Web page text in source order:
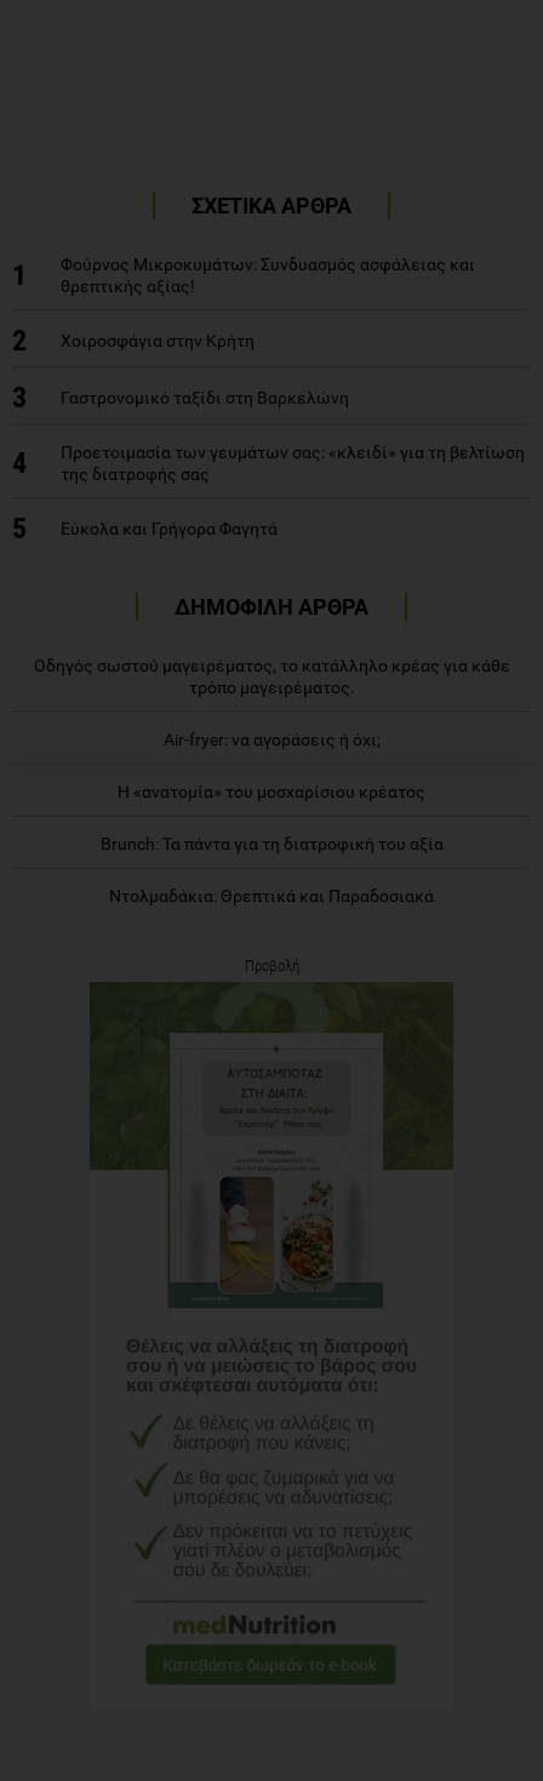
ΣΧΕΤΙΚΑ ΑΡΘΡΑ
1
Φούρνος Μικροκυμάτων: Συνδυασμός ασφάλειας και
θρεπτικής αξίας!
2 Χοιροσφάγια στην Κρήτη
3 Γαστρονομικό ταξίδι στη Βαρκελώνη
4
Προετοιμασία των γευμάτων σας: «κλειδί» για τη βελτίωση
της διατροφής σας
5 Εύκολα και Γρήγορα Φαγητά
ΔΗΜΟΦΙΛΗ ΑΡΘΡΑ
Οδηγός σωστού μαγειρέματος, το κατάλληλο κρέας για κάθε
τρόπο μαγειρέματος.
Air-fryer: να αγοράσεις ή όχι;
Η «ανατομία» του μοσχαρίσιου κρέατος
Brunch: Τα πάντα για τη διατροφική του αξία
Ντολμαδάκια: Θρεπτικά και Παραδοσιακά
Προβολή